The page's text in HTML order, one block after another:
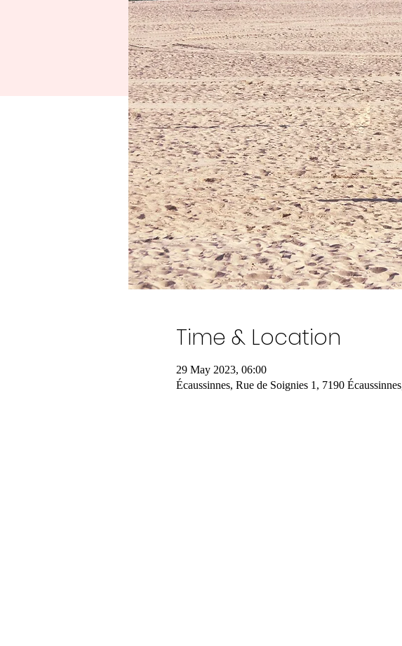
Time & Location
29 May 2023, 06:00
Écaussinnes, Rue de Soignies 1, 7190